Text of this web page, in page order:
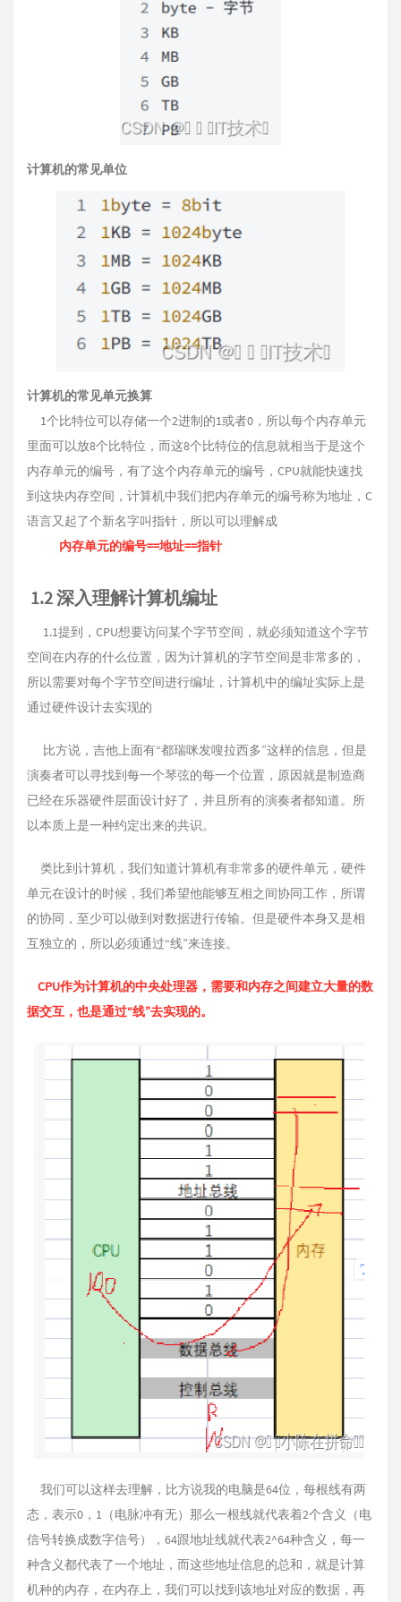
计算机的常见单位
计算机的常见单元换算
1个比特位可以存储一个2进制的1或者0，所以每个内存单元
里面可以放8个比特位，而这8个比特位的信息就相当于是这个
内存单元的编号，有了这个内存单元的编号，CPU就能快速找
到这块内存空间，计算机中我们把内存单元的编号称为地址，C
语言又起了个新名字叫指针，所以可以理解成
内存单元的编号==地址==指针
1.2 深入理解计算机编址
1.1提到，CPU想要访问某个字节空间，就必须知道这个字节
空间在内存的什么位置，因为计算机的字节空间是非常多的，
所以需要对每个字节空间进行编址，计算机中的编址实际上是
通过硬件设计去实现的
比方说，吉他上面有“都瑞咪发嗖拉西多”这样的信息，但是
演奏者可以寻找到每一个琴弦的每一个位置，原因就是制造商
已经在乐器硬件层面设计好了，并且所有的演奏者都知道。所
以本质上是一种约定出来的共识。
类比到计算机，我们知道计算机有非常多的硬件单元，硬件
单元在设计的时候，我们希望他能够互相之间协同工作，所谓
的协同，至少可以做到对数据进行传输。但是硬件本身又是相
互独立的，所以必须通过“线”来连接。
CPU作为计算机的中央处理器，需要和内存之间建立大量的数
据交互，也是通过“线”去实现的。
我们可以这样去理解，比方说我的电脑是64位，每根线有两
态，表示0，1（电脉冲有无）那么一根线就代表着2个含义（电
信号转换成数字信号），64跟地址线就代表2^64种含义，每一
种含义都代表了一个地址，而这些地址信息的总和，就是计算
机种的内存，在内存上，我们可以找到该地址对应的数据，再